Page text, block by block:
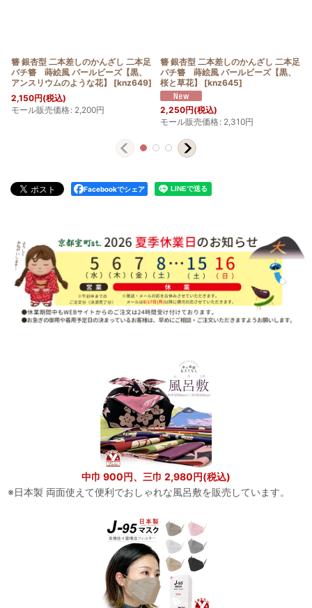
簪 銀杏型 二本差しのかんざし 二本足
バチ簪 蒔絵風 パールビーズ【黒、
アンスリウムのような花】
[knz649]
2,150円(税込)
モール販売価格: 2,200円
簪 銀杏型 二本差しのかんざし 二本足
バチ簪 蒔絵風 パールビーズ【黒、
桜と草花】
[knz645]
2,250円(税込)
モール販売価格: 2,310円
Facebookでシェア
中巾 900円、三巾 2,980円(税込)
※日本製 両面使えて便利でおしゃれな風呂敷を販売しています。